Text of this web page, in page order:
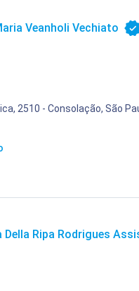
Veanholi Vechiato
2510 - Consolação, São
Della Ripa Rodrigues